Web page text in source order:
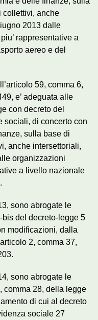
collettivi, anche
2013 dalle
rappresentative a
aereo e del
59, comma 6,
e’ adeguata alle
con decreto del
sociali, di concerto con
sulla base di
anche intersettoriali,
organizzazioni
a livello nazionale
sono abrogate le
del decreto-legge 5
modificazioni, dalla
2, comma 37,
sono abrogate le
comma 28, della legge
di cui al decreto
sociale 27